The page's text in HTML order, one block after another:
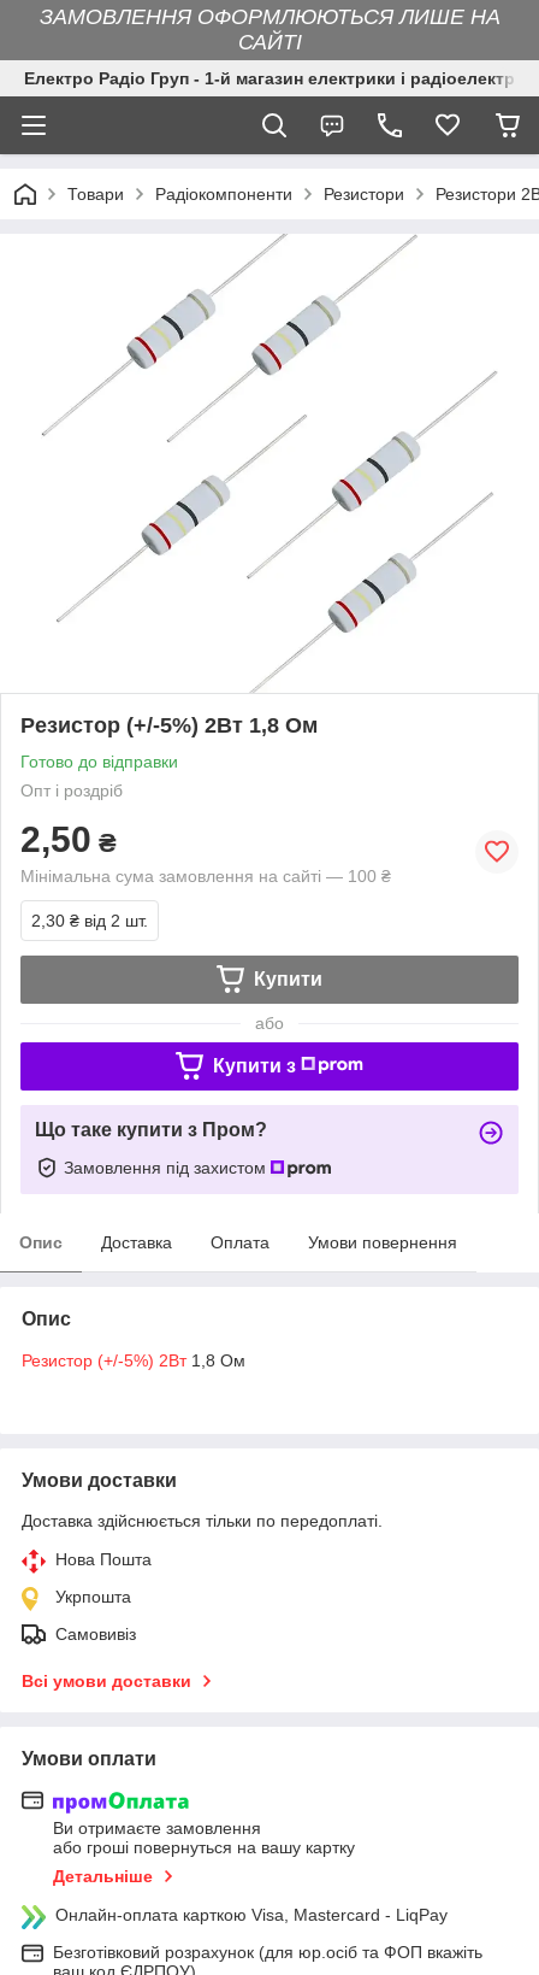
ЗАМОВЛЕННЯ ОФОРМЛЮЮТЬСЯ ЛИШЕ НА
САЙТІ
Електро Радіо Груп - 1-й магазин електрики і
Товари Радіокомпоненти Резистори Резистори
Резистор (+/-5%) 2Вт 1,8 Ом
Готово до відправки
Опт і роздріб
2,50 ₴
Мінімальна сума замовлення на сайті — 100 ₴
2,30 ₴ від 2 шт.
Купити
або
Купити з
Що таке купити з Пром?
Замовлення під захистом
Опис Доставка Оплата Умови повернення
Опис
Резистор (+/-5%) 2Вт1,8 Ом
Умови доставки
Доставка здійснюється тільки по передоплаті.
Нова Пошта
Укрпошта
Самовивіз
Всі умови доставки
Умови оплати
Ви отримаєте замовлення
або гроші повернуться на вашу картку
Детальніше
Онлайн-оплата карткою Visa, Mastercard - LiqPay
Безготівковий розрахунок (для юр.осіб та ФОП вкажіть